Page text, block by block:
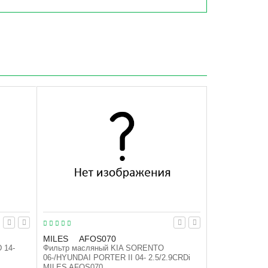
14-
MILES AFOS070
Фильтр масляный KIA SORENTO
06-/HYUNDAI PORTER II 04- 2.5/2.9CRDi